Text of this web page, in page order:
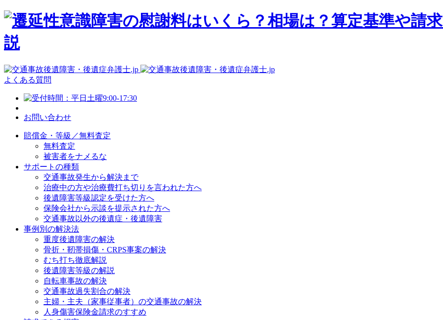
よくある質問
お問い合わせ
賠償金・等級／無料査定
無料査定
被害者をナメるな
サポートの種類
交通事故発生から解決まで
治療中の方や治療費打ち切りを言われた方へ
後遺障害等級認定を受けた方へ
保険会社から示談を提示された方へ
交通事故以外の後遺症・後遺障害
事例別の解決法
重度後遺障害の解決
骨折・靭帯損傷・CRPS事案の解決
むち打ち徹底解説
後遺障害等級の解説
自転車事故の解決
交通事故過失割合の解決
主婦・主夫（家事従事者）の交通事故の解決
人身傷害保険金請求のすすめ